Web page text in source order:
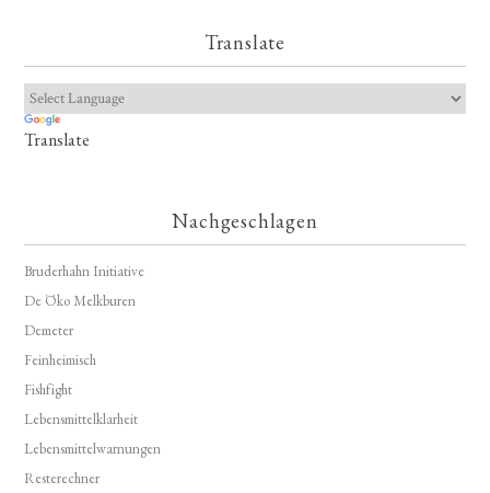
Translate
Translate
Nachgeschlagen
Bruderhahn Initiative
De Öko Melkburen
Demeter
Feinheimisch
Fishfight
Lebensmittelklarheit
Lebensmittelwarnungen
Resterechner